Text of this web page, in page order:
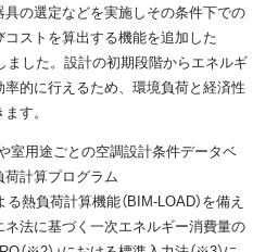
の選定などを実施しその条件下での
ストを算出する機能を追加した
ました。設計の初期段階からエネルギ
的に行えるため、環境負荷と経済性
す。
室用途ごとの空調設計条件データベ
計算プログラム
る熱負荷計算機能（BIM-LOAD）を備え
法に基づく一次エネルギー消費量の